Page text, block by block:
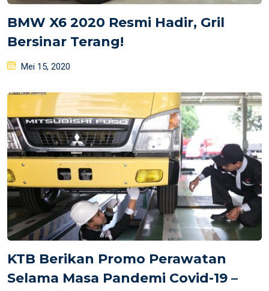
BMW X6 2020 Resmi Hadir, Gril
Bersinar Terang!
Posted
Mei 15, 2020
KTB Berikan Promo Perawatan
Selama Masa Pandemi Covid-19 –